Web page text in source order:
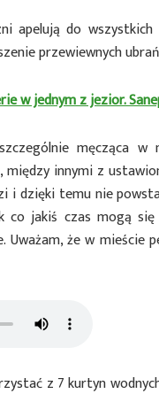
apelują do
przewiewnych
w jednym z jezior.
męcząca w
innymi z
i dzięki temu nie
jakiś czas mogą się
Uważam, że w mieście
z 7 kurtyn